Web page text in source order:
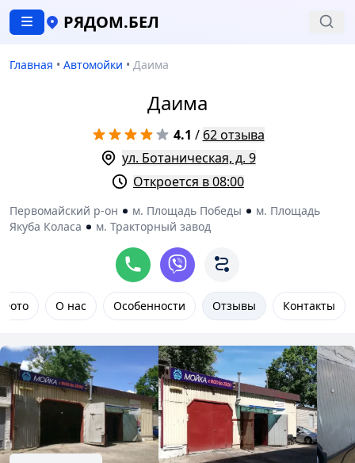
РЯДОМ.БЕЛ
Главная • Автомойки • Даима
Даима
4.1 / 62 отзыва
ул. Ботаническая, д. 9
Откроется в 08:00
Первомайский р-он м. Площадь Победы
м. Площадь
Якуба Коласа
м. Тракторный завод
Фото О нас Особенности Отзывы Контакты